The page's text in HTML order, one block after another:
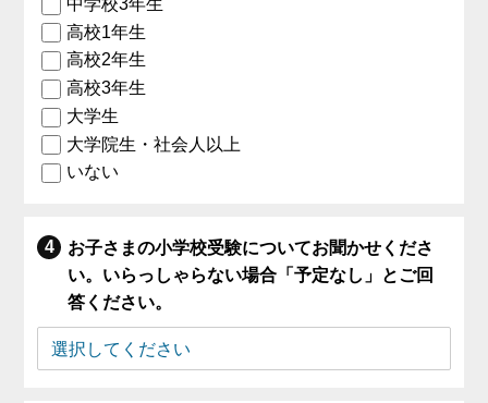
高校1年生
高校2年生
高校3年生
大学生
大学院生・社会人以上
いない
お子さまの小学校受験についてお聞かせくださ
い。いらっしゃらない場合「予定なし」とご回
答ください。